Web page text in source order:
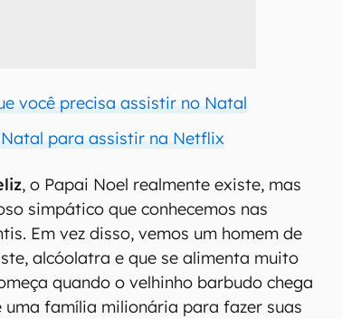
você precisa assistir no Natal
para assistir na Netflix
, o Papai Noel realmente existe, mas
simpático que conhecemos nas
Em vez disso, vemos um homem de
alcóolatra e que se alimenta muito
quando o velhinho barbudo chega
uma família milionária para fazer suas